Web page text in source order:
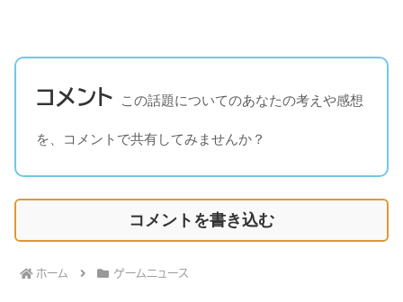
コメント この話題についてのあなたの考えや感想
を、コメントで共有してみませんか？
コメントを書き込む
ホーム ゲームニュース